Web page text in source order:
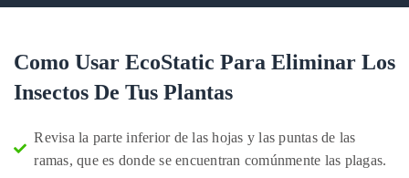
Como Usar EcoStatic Para Eliminar Los
Insectos De Tus Plantas
Revisa la parte inferior de las hojas y las puntas de las
ramas, que es donde se encuentran comúnmente las plagas.